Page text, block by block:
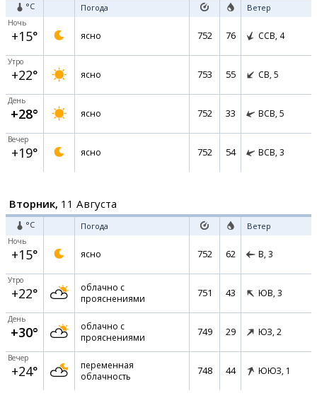
°C Погода Ветер
Ночь
+15° ясно 752 76 ССВ, 4
Утро
+22° ясно 753 55 СВ, 5
День
+28° ясно 752 33 ВСВ, 5
Вечер
+19° ясно 752 54 ВСВ, 3
Вторник, 11 Августа
°C Погода Ветер
Ночь
+15° ясно 752 62 В, 3
Утро
+22°
облачно с
прояснениями
751 43 ЮВ, 3
День
+30°
облачно с
прояснениями
749 29 ЮЗ, 2
Вечер
+24°
переменная
облачность
748 44 ЮЮЗ, 1